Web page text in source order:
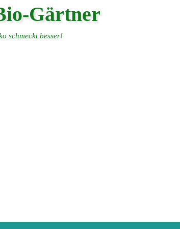
Gärtner
schmeckt besser!